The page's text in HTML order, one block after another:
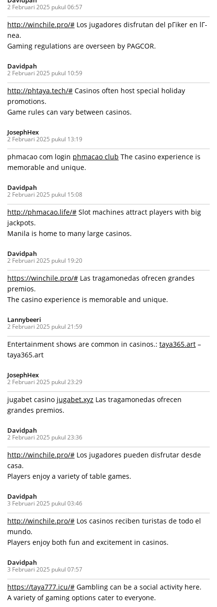
2 Februari 2025 pukul 06:57
http://winchile.pro/# Los jugadores disfrutan del pГіker en lГ­
nea.
Gaming regulations are overseen by PAGCOR.
Davidpah
2 Februari 2025 pukul 10:59
http://phtaya.tech/# Casinos often host special holiday
promotions.
Game rules can vary between casinos.
JosephHex
2 Februari 2025 pukul 13:19
phmacao com login phmacao club The casino experience is
memorable and unique.
Davidpah
2 Februari 2025 pukul 15:08
http://phmacao.life/# Slot machines attract players with big
jackpots.
Manila is home to many large casinos.
Davidpah
2 Februari 2025 pukul 19:20
https://winchile.pro/# Las tragamonedas ofrecen grandes
premios.
The casino experience is memorable and unique.
Lannybeeri
2 Februari 2025 pukul 21:59
Entertainment shows are common in casinos.: taya365.art –
taya365.art
JosephHex
2 Februari 2025 pukul 23:29
jugabet casino jugabet.xyz Las tragamonedas ofrecen
grandes premios.
Davidpah
2 Februari 2025 pukul 23:36
http://winchile.pro/# Los jugadores pueden disfrutar desde
casa.
Players enjoy a variety of table games.
Davidpah
3 Februari 2025 pukul 03:46
http://winchile.pro/# Los casinos reciben turistas de todo el
mundo.
Players enjoy both fun and excitement in casinos.
Davidpah
3 Februari 2025 pukul 07:57
https://taya777.icu/# Gambling can be a social activity here.
A variety of gaming options cater to everyone.